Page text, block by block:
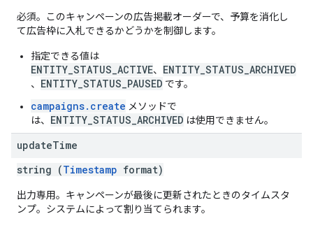
必須。このキャンペーンの広告掲載オーダーで、予算を消化し
て広告枠に入札できるかどうかを制御します。
指定できる値は
ENTITY_STATUS_ACTIVE、 ENTITY_STATUS_ARCHIVED
、 ENTITY_STATUS_PAUSED です。
campaigns.create メソッドで
は、 ENTITY_STATUS_ARCHIVED は使用できません。
updateTime
string (Timestamp format)
出力専用。キャンペーンが最後に更新されたときのタイムスタ
ンプ。システムによって割り当てられます。